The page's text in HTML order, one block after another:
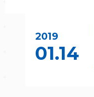
2019
01.14